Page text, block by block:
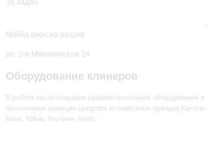
Мойка окон на вышке
ул. 2-я Мякининская 24
Оборудование клинеров
В работе мы используем профессиональное оборудование и
экологичные моющие средства от известных брендов Karcher,
Hako, Nilfisk, Pro-brite, Kiehl.